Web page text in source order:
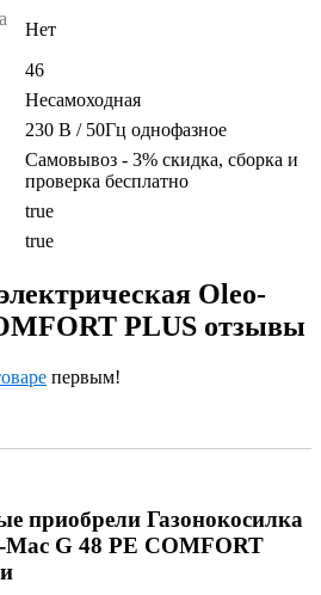
Нет
46
Несамоходная
230 В / 50Гц однофазное
Самовывоз - 3% скидка, сборка и
проверка бесплатно
true
true
Oleo-
PLUS отзывы
первым!
приобрели Газонокосилка
Mac G 48 PE COMFORT